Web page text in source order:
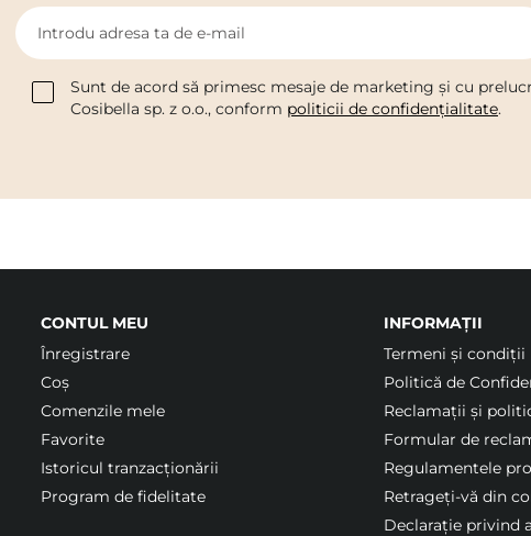
Introdu adresa ta de e-mail
Sunt de acord să primesc mesaje de marketing și cu
Cosibella sp. z o.o., conform politicii de confidențialitate.
CONTUL MEU
Înregistrare
Coș
Comenzile mele
Favorite
Istoricul tranzacționării
Program de fidelitate
INFORMAȚII
Termeni şi condiții
Politică de
Reclamații și
Formular de
Regulamentele
Retrageți-vă din
Declarație privind